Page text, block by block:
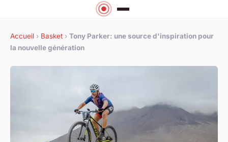
Accueil › Basket › Tony Parker: une source d'inspiration pour
la nouvelle génération